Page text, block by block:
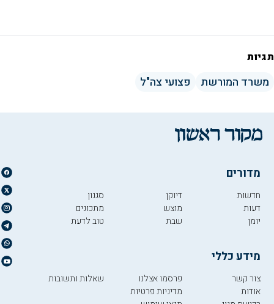
תגיות
משרד המורשת פצועי צה"ל
מדורים
חדשות
דעות
יומן
דיוקן
מוצש
שבת
סגנון
מתכונים
טוב לדעת
מידע כללי
צור קשר
אודות
פרסמו אצלנו
מדיניות פרטיות
שאלות ותשובות